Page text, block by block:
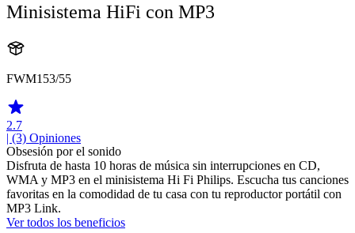
Minisistema HiFi con MP3
FWM153/55
2.7
| (3) Opiniones
Obsesión por el sonido
Disfruta de hasta 10 horas de música sin interrupciones en CD,
WMA y MP3 en el minisistema Hi Fi Philips. Escucha tus canciones
favoritas en la comodidad de tu casa con tu reproductor portátil con
MP3 Link.
Ver todos los beneficios